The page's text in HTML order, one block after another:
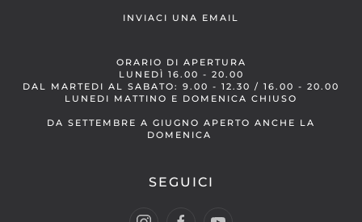
INVIACI UNA EMAIL
ORARIO DI APERTURA
LUNEDÌ 16.00 - 20.00
DAL MARTEDI AL SABATO: 9.00 - 12.30 / 16.00 - 20.00
LUNEDI MATTINO E DOMENICA CHIUSO
DA SETTEMBRE A GIUGNO APERTO ANCHE LA
DOMENICA
SEGUICI